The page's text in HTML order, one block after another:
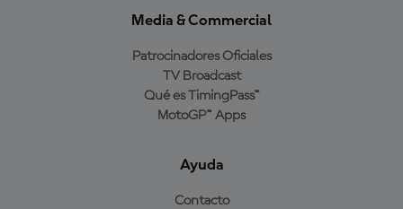
Media & Commercial
Patrocinadores Oficiales
TV Broadcast
Qué es TimingPass™
MotoGP™ Apps
Ayuda
Contacto